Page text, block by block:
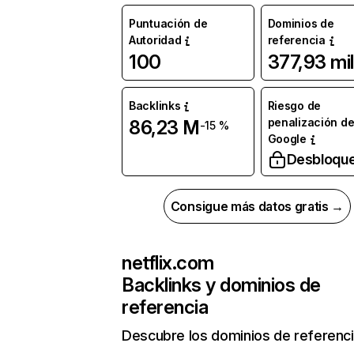
Puntuación de
Autoridad
100
Dominios de
referencia
377,93 mil
Backlinks
86,23 M-15 %
Riesgo de
penalización de
Google
Consigue más datos gratis →
netflix.com
Backlinks y dominios de
referencia
Descubre los dominios de